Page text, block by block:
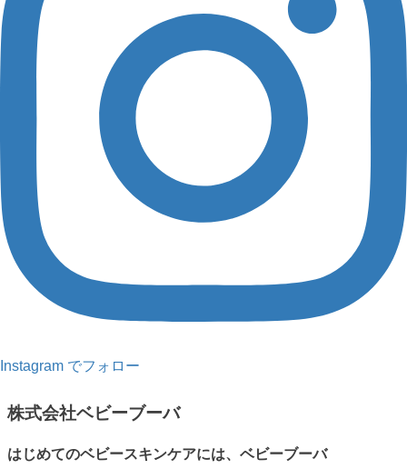
Instagram でフォロー
株式会社ベビーブーバ
はじめてのベビースキンケアには、ベビーブーバ